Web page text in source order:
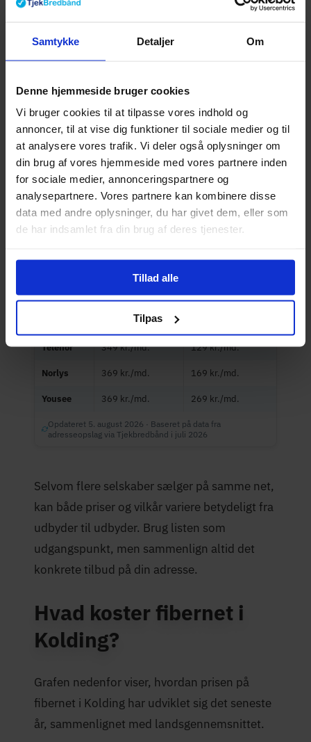
Samtykke Detaljer Om
Denne hjemmeside bruger cookies
Vi bruger cookies til at tilpasse vores indhold og
annoncer, til at vise dig funktioner til sociale medier og til
at analysere vores trafik. Vi deler også oplysninger om
din brug af vores hjemmeside med vores partnere inden
for sociale medier, annonceringspartnere og
analysepartnere. Vores partnere kan kombinere disse
data med andre oplysninger, du har givet dem, eller som
de har indsamlet fra din brug af deres tjenester.
Tillad alle
Tilpas
Fiberudbydere i Kolding
Udvalget af udbydere i Kolding afhænger af,
hvem der har indgået aftale om at sælge på
det lokale net. Se listen herunder for et
overblik over, hvem der aktuelt tilbyder
fibernet i byen.
Udbyder Normalpris fra Tilbudspris fra
EWII 289 kr./md. 189 kr./md.
309 kr./md.
Telenor 349 kr./md. 129 kr./md.
Norlys 369 kr./md. 169 kr./md.
Yousee 369 kr./md. 269 kr./md.
Opdateret 5. august 2026 · Baseret på data fra
adresseopslag via Tjekbredbånd i juli 2026
Selvom flere selskaber sælger på samme net,
kan både priser og vilkår variere betydeligt fra
udbyder til udbyder. Brug listen som
udgangspunkt, men sammenlign altid det
konkrete tilbud på din adresse.
Hvad koster fibernet i
Kolding?
Grafen nedenfor viser, hvordan prisen på
fibernet i Kolding har udviklet sig det seneste
år, sammenlignet med landsgennemsnittet.